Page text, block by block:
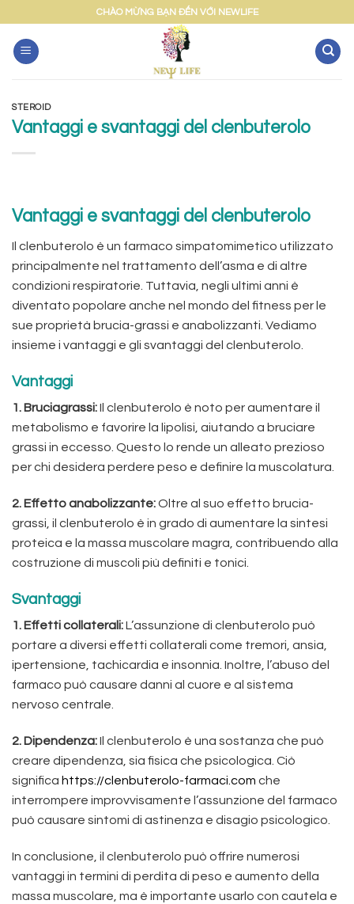
content
CHÀO MỪNG BẠN ĐẾN VỚI NEWLIFE
STEROID
Vantaggi e svantaggi del clenbuterolo
Vantaggi e svantaggi del clenbuterolo
Il clenbuterolo è un farmaco simpatomimetico utilizzato
principalmente nel trattamento dell’asma e di altre
condizioni respiratorie. Tuttavia, negli ultimi anni è
diventato popolare anche nel mondo del fitness per le
sue proprietà brucia-grassi e anabolizzanti. Vediamo
insieme i vantaggi e gli svantaggi del clenbuterolo.
Vantaggi
1. Bruciagrassi:Il clenbuterolo è noto per aumentare il
metabolismo e favorire la lipolisi, aiutando a bruciare
grassi in eccesso. Questo lo rende un alleato prezioso
per chi desidera perdere peso e definire la muscolatura.
2. Effetto anabolizzante:Oltre al suo effetto brucia-
grassi, il clenbuterolo è in grado di aumentare la sintesi
proteica e la massa muscolare magra, contribuendo alla
costruzione di muscoli più definiti e tonici.
Svantaggi
1. Effetti collaterali:L’assunzione di clenbuterolo può
portare a diversi effetti collaterali come tremori, ansia,
ipertensione, tachicardia e insonnia. Inoltre, l’abuso del
farmaco può causare danni al cuore e al sistema
nervoso centrale.
2. Dipendenza:Il clenbuterolo è una sostanza che può
creare dipendenza, sia fisica che psicologica. Ciò
significa https://clenbuterolo-farmaci.com che
interrompere improvvisamente l’assunzione del farmaco
può causare sintomi di astinenza e disagio psicologico.
In conclusione, il clenbuterolo può offrire numerosi
vantaggi in termini di perdita di peso e aumento della
massa muscolare, ma è importante usarlo con cautela e